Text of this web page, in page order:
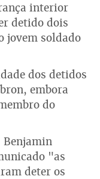
interior
detido dois
jovem soldado
dos detidos
embora
do
"as
deter os